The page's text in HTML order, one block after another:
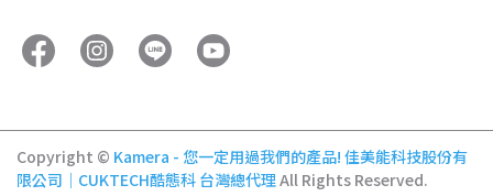
Copyright © Kamera - 您一定用過我們的產品! 佳美能科技股份有
限公司｜CUKTECH酷態科 台灣總代理All Rights Reserved.